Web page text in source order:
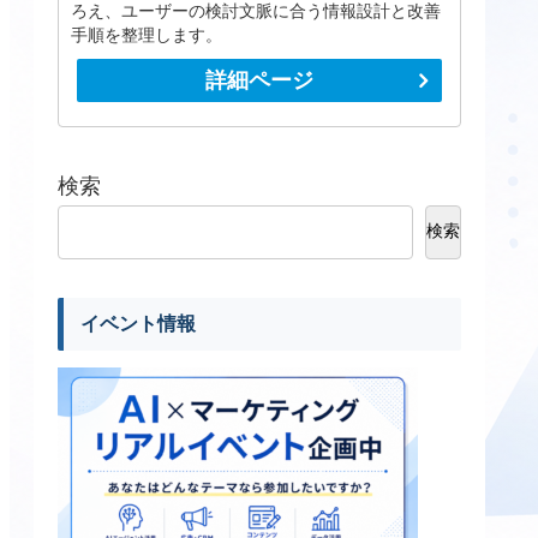
ろえ、ユーザーの検討文脈に合う情報設計と改善
手順を整理します。
詳細ページ
検索
検索
イベント情報